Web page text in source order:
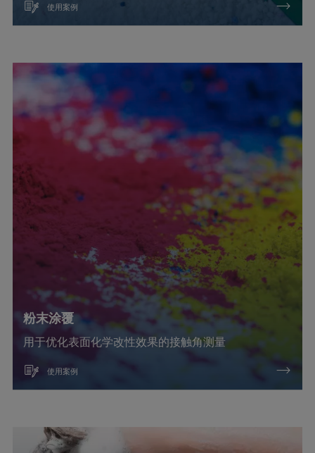
使用案例
粉末涂覆
用于优化表面化学改性效果的接触角测量
使用案例